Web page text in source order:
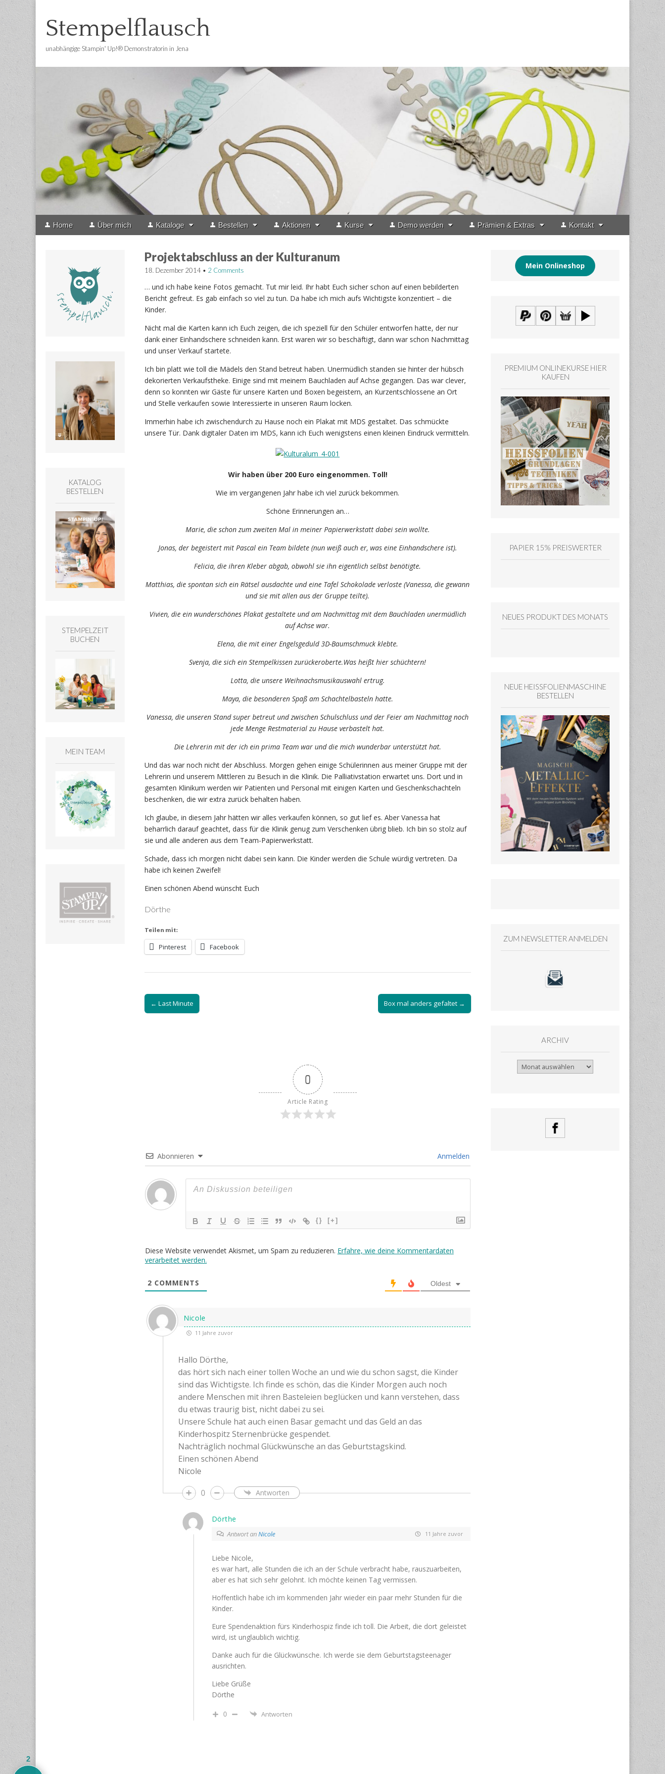
Stempelflausch
unabhängige Stampin' Up!® Demonstratorin in Jena
Main
Skip
Home Über mich Kataloge Bestellen Aktionen Kurse Demo werden Prämien & Extras Kontakt
Projektabschluss an der Kulturanum
18. Dezember 2014• 2 Comments
… und ich habe keine Fotos gemacht. Tut mir leid. Ihr habt Euch sicher schon auf einen bebilderten
Bericht gefreut. Es gab einfach so viel zu tun. Da habe ich mich aufs Wichtigste konzentiert – die
Kinder.
Nicht mal die Karten kann ich Euch zeigen, die ich speziell für den Schüler entworfen hatte, der nur
dank einer Einhandschere schneiden kann. Erst waren wir so beschäftigt, dann war schon Nachmittag
und unser Verkauf startete.
Ich bin platt wie toll die Mädels den Stand betreut haben. Unermüdlich standen sie hinter der hübsch
dekorierten Verkaufstheke. Einige sind mit meinem Bauchladen auf Achse gegangen. Das war clever,
denn so konnten wir Gäste für unsere Karten und Boxen begeistern, an Kurzentschlossene an Ort
und Stelle verkaufen sowie Interessierte in unseren Raum locken.
Immerhin habe ich zwischendurch zu Hause noch ein Plakat mit MDS gestaltet. Das schmückte
unsere Tür. Dank digitaler Daten im MDS, kann ich Euch wenigstens einen kleinen Eindruck vermitteln.
Wir haben über 200 Euro eingenommen. Toll!
Wie im vergangenen Jahr habe ich viel zurück bekommen.
Schöne Erinnerungen an…
Marie, die schon zum zweiten Mal in meiner Papierwerkstatt dabei sein wollte.
Jonas, der begeistert mit Pascal ein Team bildete (nun weiß auch er, was eine Einhandschere ist).
Felicia, die ihren Kleber abgab, obwohl sie ihn eigentlich selbst benötigte.
Matthias, die spontan sich ein Rätsel ausdachte und eine Tafel Schokolade verloste (Vanessa, die gewann
und sie mit allen aus der Gruppe teilte).
Vivien, die ein wunderschönes Plakat gestaltete und am Nachmittag mit dem Bauchladen unermüdlich
auf Achse war.
Elena, die mit einer Engelsgeduld 3D-Baumschmuck klebte.
Svenja, die sich ein Stempelkissen zurückeroberte.Was heißt hier schüchtern!
Lotta, die unsere Weihnachsmusikauswahl ertrug.
Maya, die besonderen Spaß am Schachtelbasteln hatte.
Vanessa, die unseren Stand super betreut und zwischen Schulschluss und der Feier am Nachmittag noch
jede Menge Restmaterial zu Hause verbastelt hat.
Die Lehrerin mit der ich ein prima Team war und die mich wunderbar unterstützt hat.
Und das war noch nicht der Abschluss. Morgen gehen einige Schülerinnen aus meiner Gruppe mit der
Lehrerin und unserem Mittleren zu Besuch in die Klinik. Die Palliativstation erwartet uns. Dort und in
gesamten Klinikum werden wir Patienten und Personal mit einigen Karten und Geschenkschachteln
beschenken, die wir extra zurück behalten haben.
Ich glaube, in diesem Jahr hätten wir alles verkaufen können, so gut lief es. Aber Vanessa hat
beharrlich darauf geachtet, dass für die Klinik genug zum Verschenken übrig blieb. Ich bin so stolz auf
sie und alle anderen aus dem Team-Papierwerkstatt.
Schade, dass ich morgen nicht dabei sein kann. Die Kinder werden die Schule würdig vertreten. Da
habe ich keinen Zweifel!
Einen schönen Abend wünscht Euch
Dörthe
Teilen mit:
Pinterest Facebook
Post
navigation
← Last Minute Box mal anders gefaltet →
0
Article Rating
Abonnieren Anmelden
{} [+]
Diese Website verwendet Akismet, um Spam zu reduzieren. Erfahre, wie deine Kommentardaten
verarbeitet werden.
2 COMMENTS Oldest
Nicole
11 Jahre zuvor
Hallo Dörthe,
das hört sich nach einer tollen Woche an und wie du schon sagst, die Kinder
sind das Wichtigste. Ich finde es schön, das die Kinder Morgen auch noch
andere Menschen mit ihren Basteleien beglücken und kann verstehen, dass
du etwas traurig bist, nicht dabei zu sei.
Unsere Schule hat auch einen Basar gemacht und das Geld an das
Kinderhospitz Sternenbrücke gespendet.
Nachträglich nochmal Glückwünsche an das Geburtstagskind.
Einen schönen Abend
Nicole
0
Antworten
Dörthe
Antwort anNicole 11 Jahre zuvor
Liebe Nicole,
es war hart, alle Stunden die ich an der Schule verbracht habe, rauszuarbeiten,
aber es hat sich sehr gelohnt. Ich möchte keinen Tag vermissen.
Hoffentlich habe ich im kommenden Jahr wieder ein paar mehr Stunden für die
Kinder.
Eure Spendenaktion fürs Kinderhospiz finde ich toll. Die Arbeit, die dort geleistet
wird, ist unglaublich wichtig.
Danke auch für die Glückwünsche. Ich werde sie dem Geburtstagsteenager
ausrichten.
Liebe Grüße
Dörthe
0 Antworten
KATALOG
BESTELLEN
STEMPELZEIT
BUCHEN
MEIN TEAM
Mein Onlineshop
PREMIUM ONLINEKURSE HIER
KAUFEN
PAPIER 15% PREISWERTER
NEUES PRODUKT DES MONATS
NEUE HEISSFOLIENMASCHINE
BESTELLEN
ZUM NEWSLETTER ANMELDEN
ARCHIV
Archiv
2